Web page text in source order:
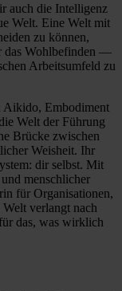
auch die Intelligenz
Welt. Eine Welt mit
zu können,
das Wohlbefinden —
Arbeitsumfeld zu
Aikido, Embodiment
Welt der Führung
Brücke zwischen
Weisheit. Ihr
dir selbst. Mit
menschlicher
für Organisationen,
verlangt nach
das, was wirklich